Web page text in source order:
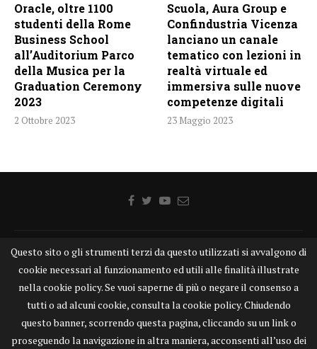
Oracle, oltre 1100
studenti della Rome
Business School
all’Auditorium Parco
della Musica per la
Graduation Ceremony
2023
2 Ottobre 2023
Scuola, Aura Group e
Confindustria Vicenza
lanciano un canale
tematico con lezioni in
realtà virtuale ed
immersiva sulle nuove
competenze digitali
23 Maggio 2023
Home Chi siamo Disclaimer Cookie Contatti
Privacy Policy KONGTV
KONGnews ©KONG Comunicazione s.r.l. - P.IVA: 15049871005
Alcune delle foto pubblicate su KONGnews.it sono state prese da Internet,
e valutate di pubblico dominio. Qualora i soggetti o gli autori delle stesse
avessero qualcosa da eccepire alla loro pubblicazione, non esitino a
Questo sito o gli strumenti terzi da questo utilizzati si avvalgono di
cookie necessari al funzionamento ed utili alle finalità illustrate
nella cookie policy. Se vuoi saperne di più o negare il consenso a
tutti o ad alcuni cookie, consulta la cookie policy. Chiudendo
questo banner, scorrendo questa pagina, cliccando su un link o
proseguendo la navigazione in altra maniera, acconsenti all’uso dei